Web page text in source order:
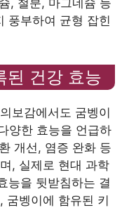
풍부하여 균형 잡힌
된 건강 효능
보감에서도 굼벵이
양한 효능을 언급하
개선, 염증 완화 등
, 실제로 현대 과학
능을 뒷받침하는 결
굼벵이에 함유된 키